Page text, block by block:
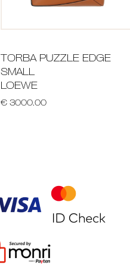
TORBA PUZZLE EDGE
SMALL
LOEWE
€ 3000.00